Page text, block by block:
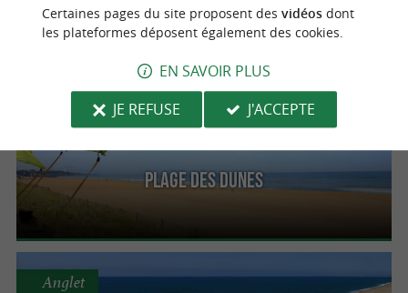
Plage des dunes
Anglet
Anglet
Certaines pages du site proposent des vidéosdont
les plateformes déposent également des cookies.
EN SAVOIR PLUS
JE REFUSE
J'ACCEPTE